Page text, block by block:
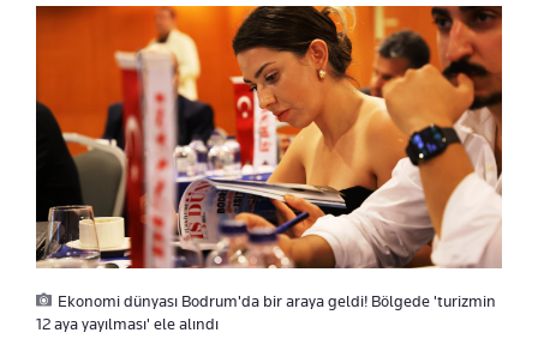
Ekonomi dünyası Bodrum'da bir araya geldi! Bölgede 'turizmin
12 aya yayılması' ele alındı